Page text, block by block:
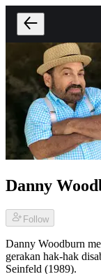
Danny
Follow
Danny Woodburn
gerakan hak-hak
Seinfeld (1989).